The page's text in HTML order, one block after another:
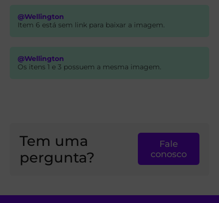
@Wellington
Item 6 está sem link para baixar a imagem.
@Wellington
Os itens 1 e 3 possuem a mesma imagem.
Tem uma
pergunta?
Fale
conosco